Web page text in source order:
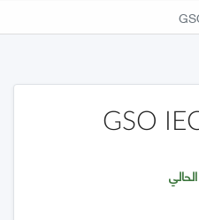
GSO